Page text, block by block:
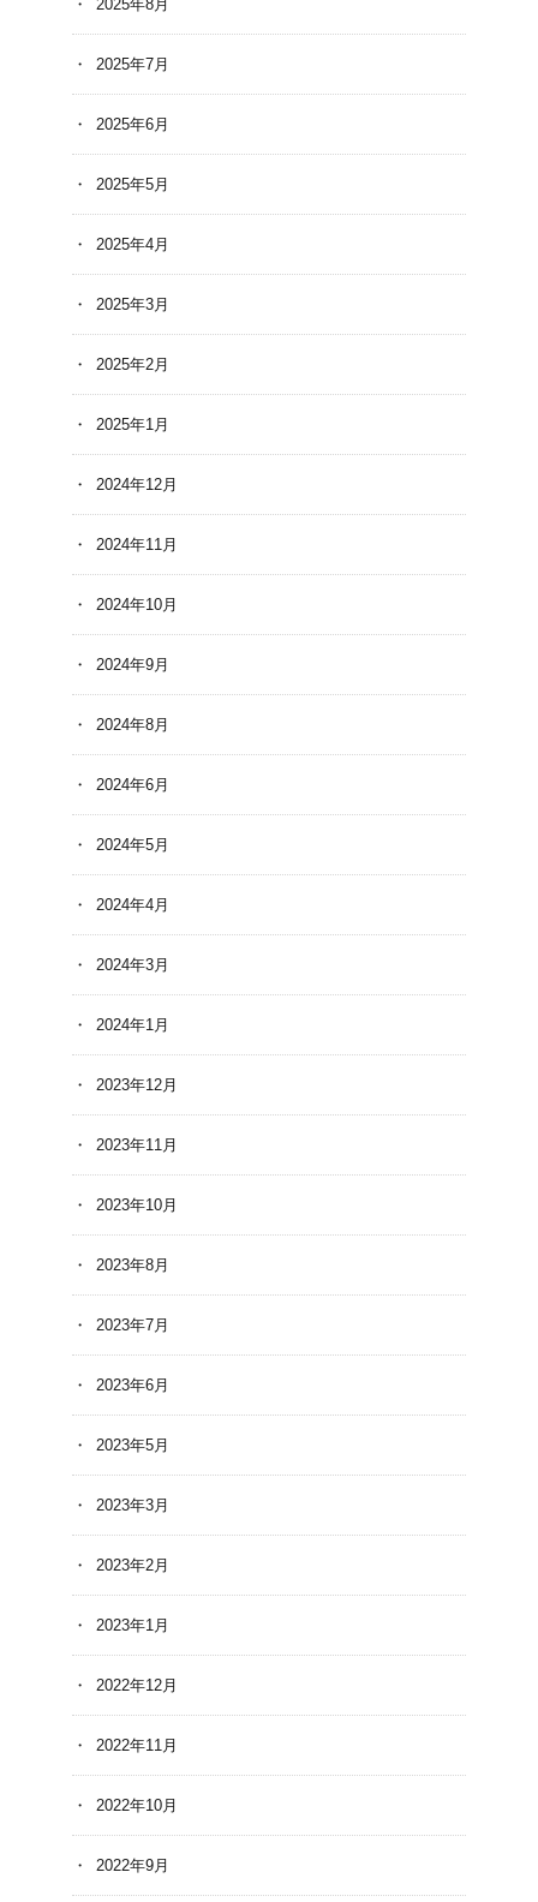
2025年8月
2025年7月
2025年6月
2025年5月
2025年4月
2025年3月
2025年2月
2025年1月
2024年12月
2024年11月
2024年10月
2024年9月
2024年8月
2024年6月
2024年5月
2024年4月
2024年3月
2024年1月
2023年12月
2023年11月
2023年10月
2023年8月
2023年7月
2023年6月
2023年5月
2023年3月
2023年2月
2023年1月
2022年12月
2022年11月
2022年10月
2022年9月